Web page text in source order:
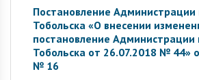
Постановление Администрации
Тобольска «О внесении
постановление Администрации
Тобольска от 26.07.2018 № 44»
№ 16